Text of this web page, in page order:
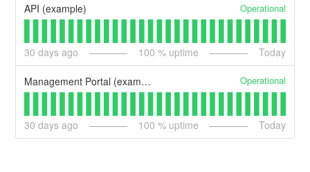
API (example) Operational
30 days ago 100 % uptime Today
Management Portal (example) Operational
30 days ago 100 % uptime Today